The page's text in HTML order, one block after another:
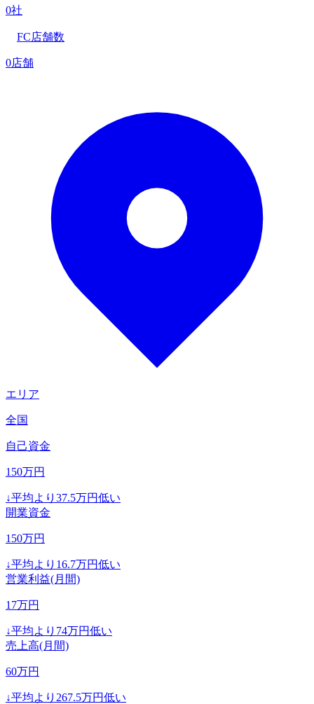
0社
FC店舗数
0店舗
エリア
全国
自己資金
150万円
↓平均より 37.5万円低い
開業資金
150万円
↓平均より 16.7万円低い
営業利益(月間)
17万円
↓平均より 74万円低い
売上高(月間)
60万円
↓平均より 267.5万円低い